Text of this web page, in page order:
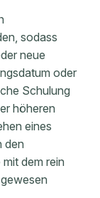
sodass
neue
oder
Schulung
höheren
eines
den
dem rein